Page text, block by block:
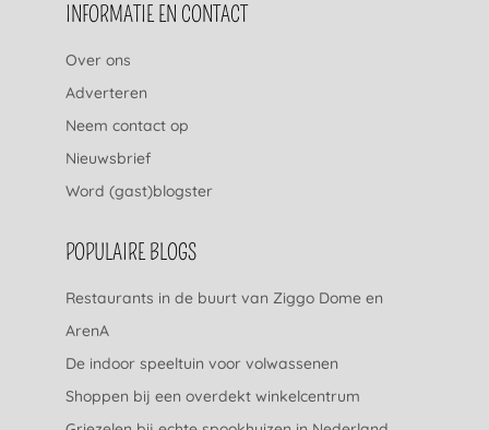
INFORMATIE EN CONTACT
Over ons
Adverteren
Neem contact op
Nieuwsbrief
Word (gast)blogster
POPULAIRE BLOGS
Restaurants in de buurt van Ziggo Dome en
ArenA
De indoor speeltuin voor volwassenen
Shoppen bij een overdekt winkelcentrum